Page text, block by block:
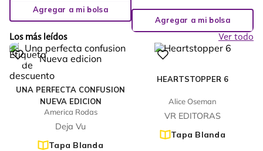
Agregar a mi bolsa
Agregar a mi bolsa
Los más leídos
Ver todo
UNA PERFECTA CONFUSION
NUEVA EDICION
America Rodas
Deja Vu
Tapa Blanda
-10%
HEARTSTOPPER 6
Alice Oseman
VR EDITORAS
Tapa Blanda